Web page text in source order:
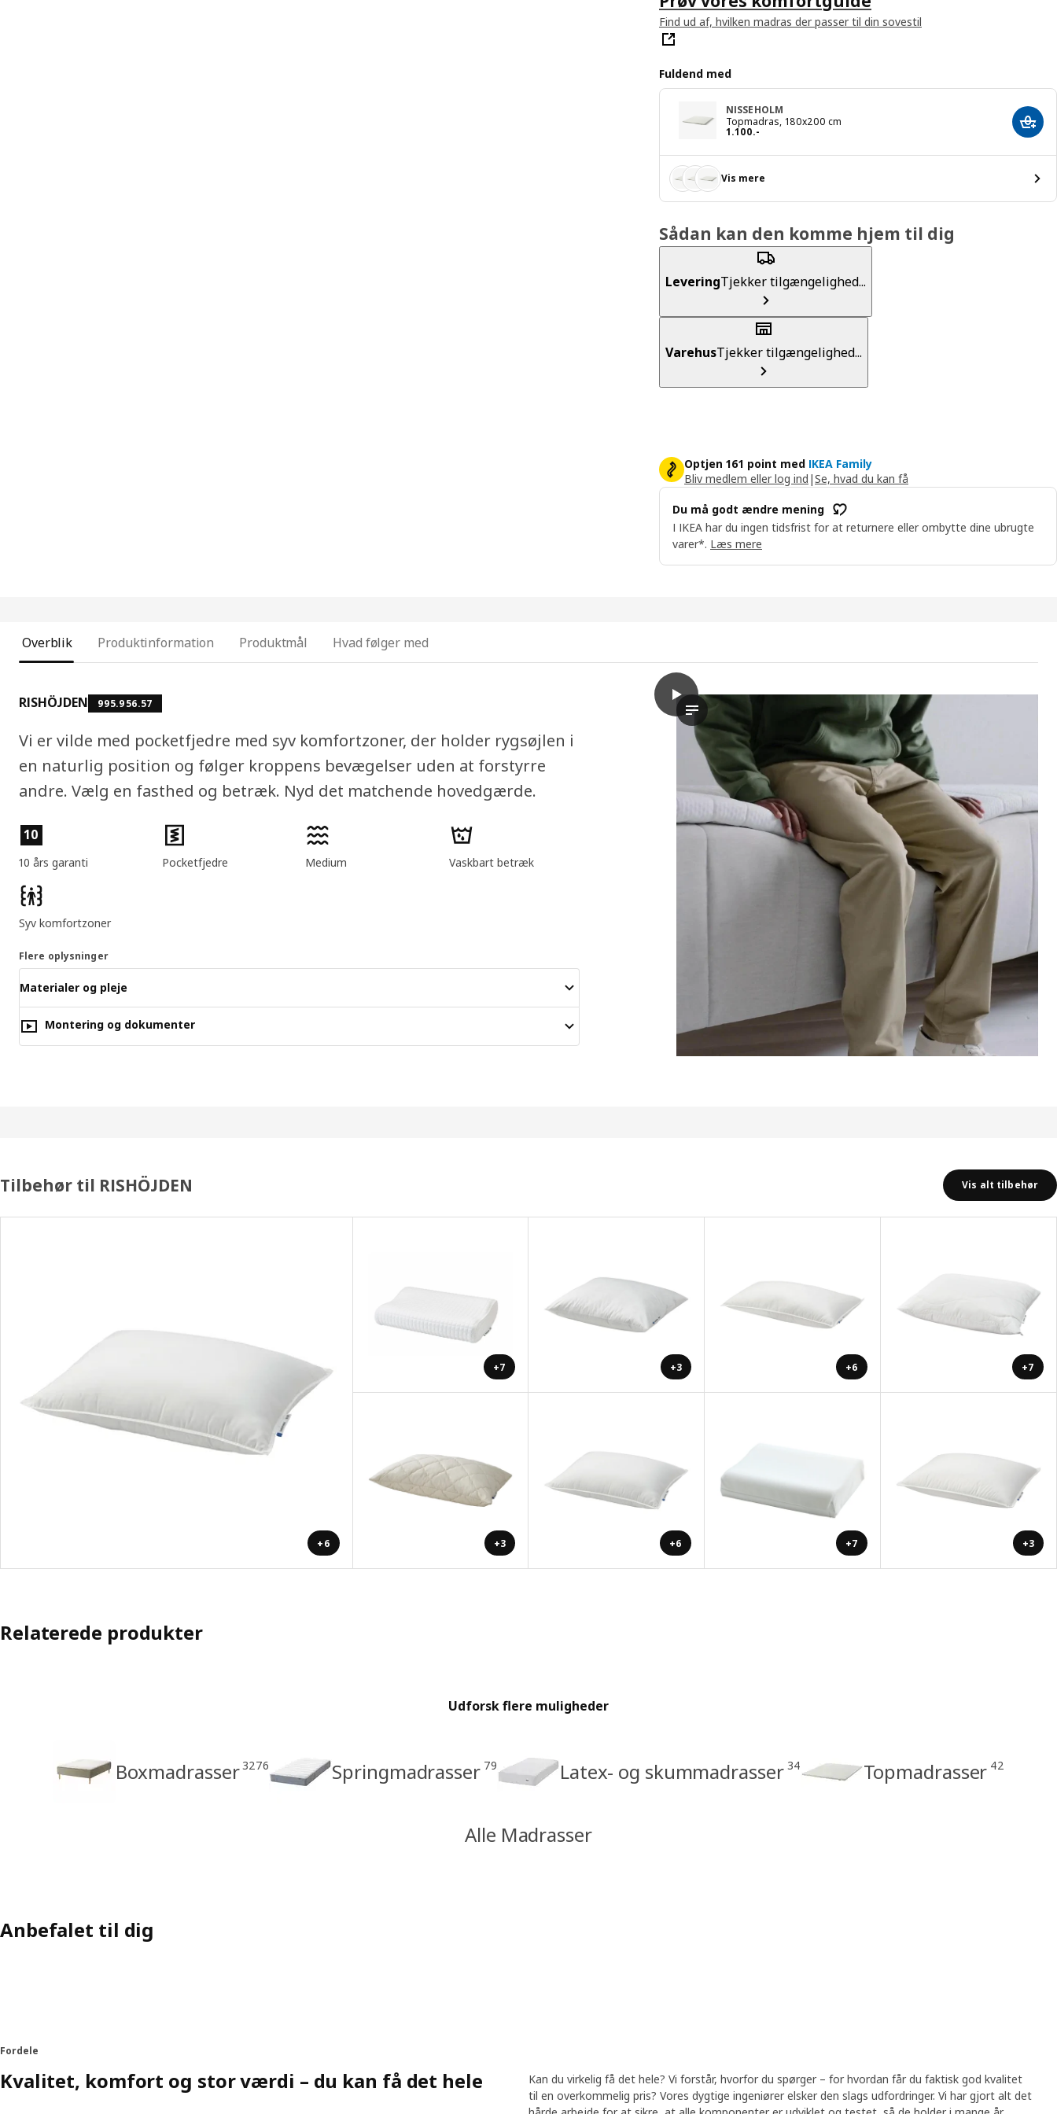
Find ud af, hvilken madras der passer til din sovestil
Fuldend med
NISSEHOLM
Topmadras, 180x200 cm
1.100.-
Pris 1100.- Læg i
Vis mere
Sådan kan den komme hjem til dig
LeveringTjekker tilgængelighed...
VarehusTjekker tilgængelighed...
Optjen 161 point med IKEA Family
Bliv medlem eller log ind |Se, hvad du kan få
Du må godt ændre mening
I IKEA har du ingen tidsfrist for at returnere eller ombytte dine ubrugte
varer*. Læs mere
Overblik Produktinformation Produktmål Hvad følger med
RISHÖJDEN 995.956.57
Vi er vilde med pocketfjedre med syv komfortzoner, der holder rygsøjlen i
en naturlig position og følger kroppens bevægelser uden at forstyrre
andre. Vælg en fasthed og betræk. Nyd det matchende hovedgærde.
Produktfunktioner
10
10 års garanti Pocketfjedre Medium Vaskbart betræk
Syv komfortzoner
Flere oplysninger
Materialer og pleje
Montering og dokumenter
play
Videoen viser en demonstration af RISHÖJDEN pocket-
RISHÖJDEN Boxmadras med pocketfjedre, 7 zoner
Tilbehør til RISHÖJDEN Vis alt tilbehør
+6
+7 +3 +6 +7
+3 +6 +7 +3
Relaterede produkter
Udforsk flere muligheder
Boxmadrasser 3276 Springmadrasser 79 Latex- og skummadrasser 34 Topmadrasser 42
Alle Madrasser
Anbefalet til dig
Fordele
Kvalitet, komfort og stor værdi – du kan få det hele
Kan du virkelig få det hele? Vi forstår, hvorfor du spørger – for hvordan får du faktisk god kvalitet
til en overkommelig pris? Vores dygtige ingeniører elsker den slags udfordringer. Vi har gjort alt det